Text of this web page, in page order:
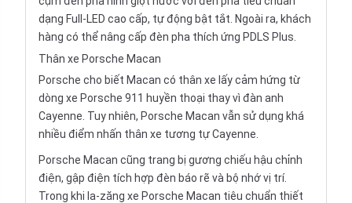
dạng Full-LED cao cấp, tự động bật tắt. Ngoài ra, khách
hàng có thể nâng cấp đèn pha thích ứng PDLS Plus.
Thân xe Porsche Macan
Porsche cho biết Macan có thân xe lấy cảm hứng từ
dòng xe Porsche 911 huyền thoại thay vì đàn anh
Cayenne. Tuy nhiên, Porsche Macan vẫn sử dụng khá
nhiều điểm nhấn thân xe tương tự Cayenne.
Porsche Macan cũng trang bị gương chiếu hậu chỉnh
điện, gập điện tích hợp đèn báo rẽ và bộ nhớ vị trí.
Trong khi la-zăng xe Porsche Macan tiêu chuẩn thiết